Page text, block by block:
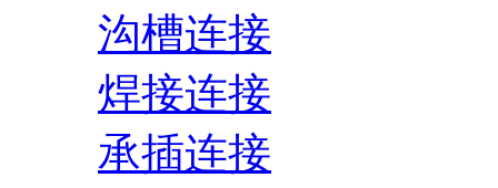
沟槽连接
焊接连接
承插连接